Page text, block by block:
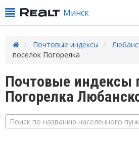
Минск
Почтовые индексы
поселок Погорелка
Почтовые индексы
Погорелка
Поиск по названию населенного